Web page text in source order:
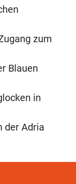
zum
Blauen
in
der Adria